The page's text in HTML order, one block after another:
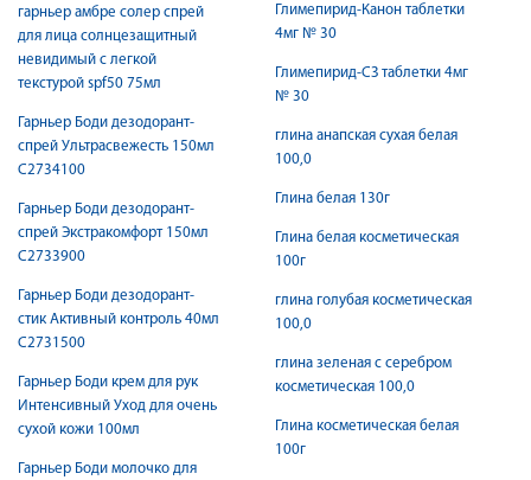
гарньер амбре солер спрей
для лица солнцезащитный
невидимый с легкой
текстурой spf50 75мл
Гарньер Боди дезодорант-
спрей Ультрасвежесть 150мл
С2734100
Гарньер Боди дезодорант-
спрей Экстракомфорт 150мл
С2733900
Гарньер Боди дезодорант-
стик Активный контроль 40мл
С2731500
Гарньер Боди крем для рук
Интенсивный Уход для очень
сухой кожи 100мл
Гарньер Боди молочко для
Глимепирид-Канон таблетки
4мг № 30
Глимепирид-СЗ таблетки 4мг
№ 30
глина анапская сухая белая
100,0
Глина белая 130г
Глина белая косметическая
100г
глина голубая косметическая
100,0
глина зеленая с серебром
косметическая 100,0
Глина косметическая белая
100г